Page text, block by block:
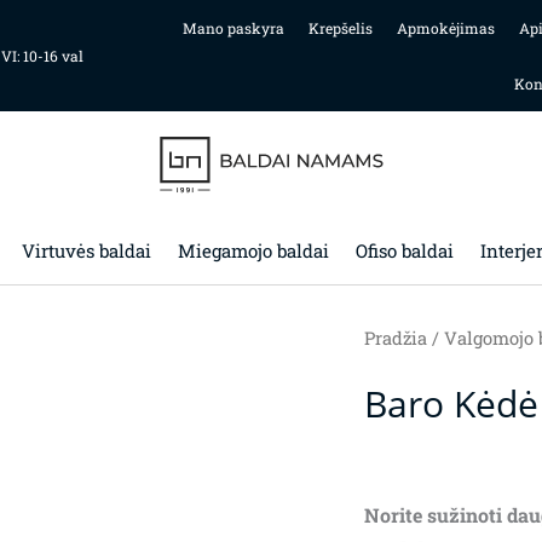
10-16 val
Mano paskyra Krepšelis Apmokėjimas
Virtuvės baldai Miegamojo baldai Ofiso baldai
Pradžia/ Valgomojo
Baro
Norite sužinoti